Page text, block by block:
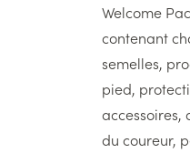
Welcome
contenant
semelles,
pied,
accessoires,
du coureur,